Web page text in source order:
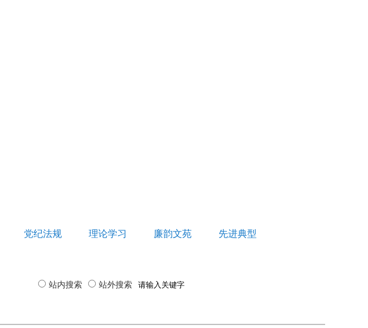
党纪法规 理论学习 廉韵文苑 先进典型
站内搜索 站外搜索